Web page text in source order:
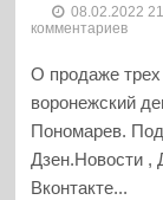
08.02.2022
комментариев
О продаже
воронежский
Пономарев.
Дзен.Новости ,
Вконтакте...